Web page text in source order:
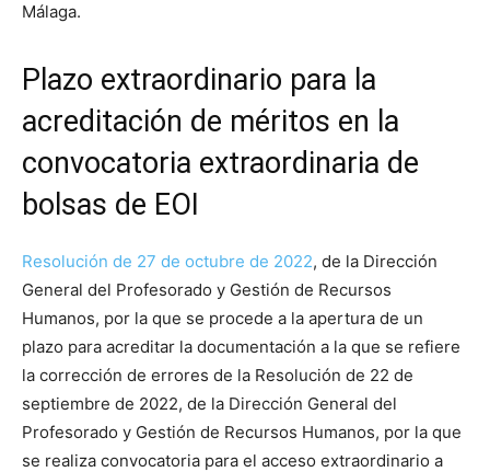
Málaga.
Plazo extraordinario para la
acreditación de méritos en la
convocatoria extraordinaria de
bolsas de EOI
Resolución de 27 de octubre de 2022, de la Dirección
General del Profesorado y Gestión de Recursos
Humanos, por la que se procede a la apertura de un
plazo para acreditar la documentación a la que se refiere
la corrección de errores de la Resolución de 22 de
septiembre de 2022, de la Dirección General del
Profesorado y Gestión de Recursos Humanos, por la que
se realiza convocatoria para el acceso extraordinario a